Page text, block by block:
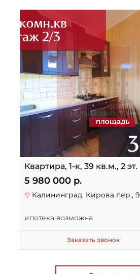
Квартира, 1-к, 39 кв.м., 2 эт.
5 980 000 р.
Калининград, Кирова пер., 9
ипотека возможна
Заказать звонок